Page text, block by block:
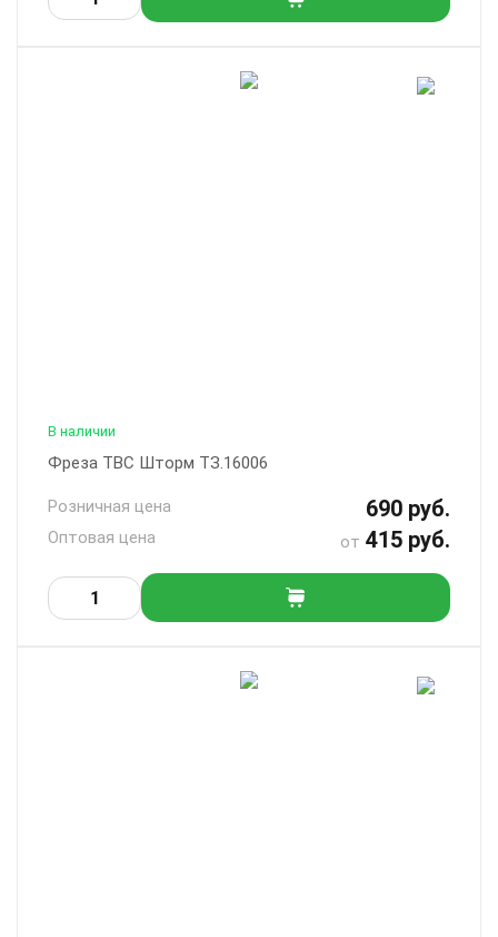
В наличии
Фреза ТВС Шторм ТЗ.16006
Розничная цена 690 руб.
Оптовая цена от 415 руб.